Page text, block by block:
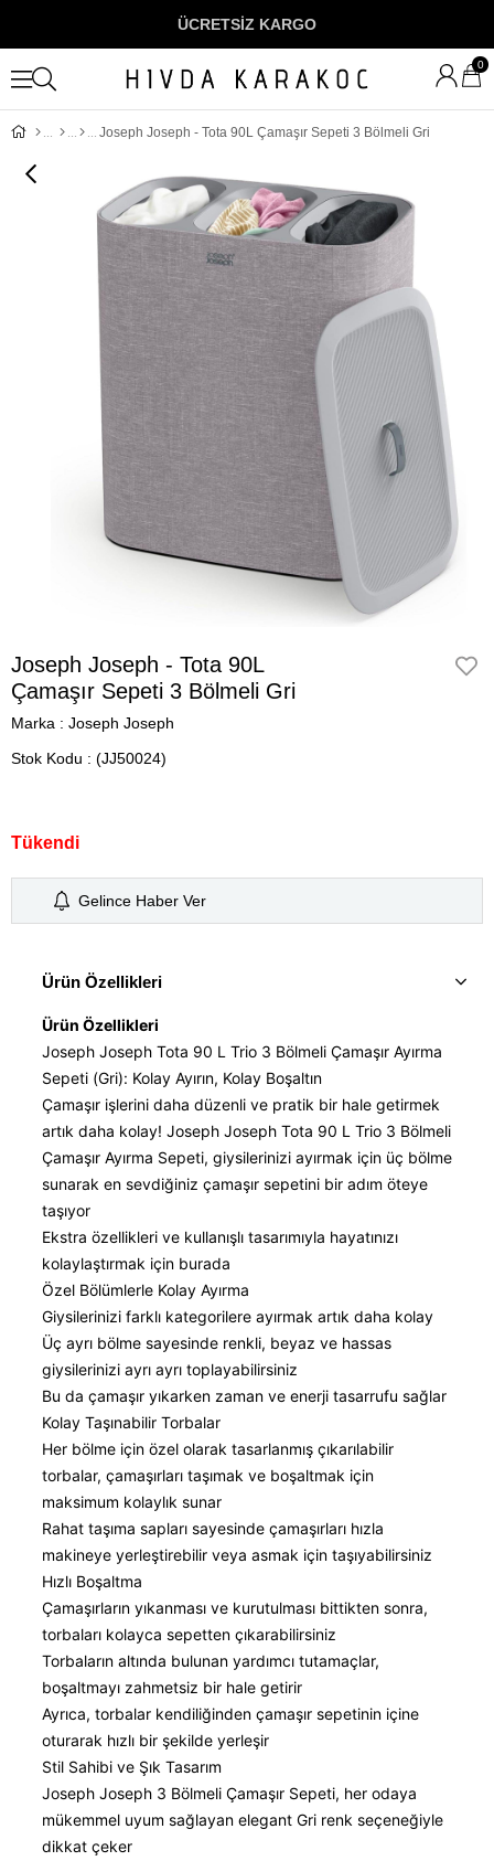
ÜCRETSİZ KARGO
0
Joseph Joseph - Tota 90L Çamaşır Sepeti 3 Bölmeli Gri
Joseph Joseph - Tota 90L
Çamaşır Sepeti 3 Bölmeli Gri
Marka : Joseph Joseph
Stok Kodu
(JJ50024)
Tükendi
Gelince Haber Ver
Ürün Özellikleri
Ürün Özellikleri
Joseph Joseph Tota 90 L Trio 3 Bölmeli Çamaşır Ayırma
Sepeti (Gri): Kolay Ayırın, Kolay Boşaltın
Çamaşır işlerini daha düzenli ve pratik bir hale getirmek
artık daha kolay! Joseph Joseph Tota 90 L Trio 3 Bölmeli
Çamaşır Ayırma Sepeti, giysilerinizi ayırmak için üç bölme
sunarak en sevdiğiniz çamaşır sepetini bir adım öteye
taşıyor
Ekstra özellikleri ve kullanışlı tasarımıyla hayatınızı
kolaylaştırmak için burada
Özel Bölümlerle Kolay Ayırma
Giysilerinizi farklı kategorilere ayırmak artık daha kolay
Üç ayrı bölme sayesinde renkli, beyaz ve hassas
giysilerinizi ayrı ayrı toplayabilirsiniz
Bu da çamaşır yıkarken zaman ve enerji tasarrufu sağlar
Kolay Taşınabilir Torbalar
Her bölme için özel olarak tasarlanmış çıkarılabilir
torbalar, çamaşırları taşımak ve boşaltmak için
maksimum kolaylık sunar
Rahat taşıma sapları sayesinde çamaşırları hızla
makineye yerleştirebilir veya asmak için taşıyabilirsiniz
Hızlı Boşaltma
Çamaşırların yıkanması ve kurutulması bittikten sonra,
torbaları kolayca sepetten çıkarabilirsiniz
Torbaların altında bulunan yardımcı tutamaçlar,
boşaltmayı zahmetsiz bir hale getirir
Ayrıca, torbalar kendiliğinden çamaşır sepetinin içine
oturarak hızlı bir şekilde yerleşir
Stil Sahibi ve Şık Tasarım
Joseph Joseph 3 Bölmeli Çamaşır Sepeti, her odaya
mükemmel uyum sağlayan elegant Gri renk seçeneğiyle
dikkat çeker